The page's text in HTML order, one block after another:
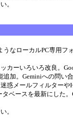
。
なローカルPC専用
カーいろいろ改良。
追加。Geminiへの問
惑メールフィルター
ベースを最新にした
。